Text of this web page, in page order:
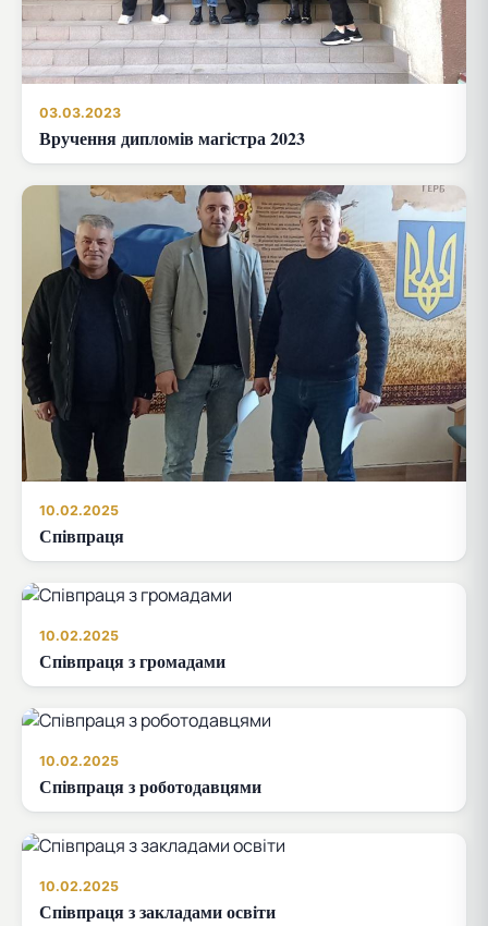
03.03.2023
Вручення дипломів магістра 2023
10.02.2025
Співпраця
10.02.2025
Співпраця з громадами
10.02.2025
Співпраця з роботодавцями
10.02.2025
Співпраця з закладами освіти